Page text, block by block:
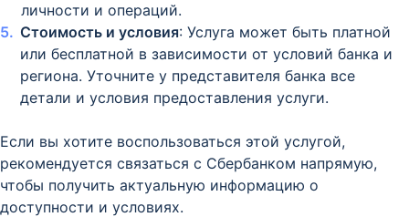
личности и операций.
Стоимость и условия: Услуга может быть платной
или бесплатной в зависимости от условий банка и
региона. Уточните у представителя банка все
детали и условия предоставления услуги.
Если вы хотите воспользоваться этой услугой,
рекомендуется связаться с Сбербанком напрямую,
чтобы получить актуальную информацию о
доступности и условиях.